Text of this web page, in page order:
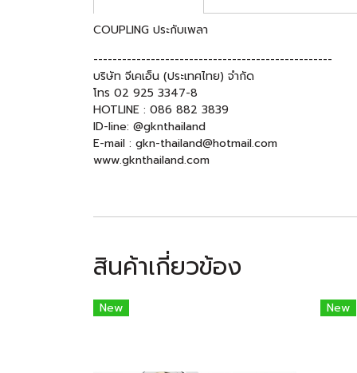
COUPLING ประกับเพลา
--------------------------------------------------
บริษัท จีเคเอ็น (ประเทศไทย) จำกัด
โทร 02 925 3347-8
HOTLINE : 086 882 3839
ID-line: @gknthailand
E-mail : gkn-thailand@hotmail.com
www.gknthailand.com
สินค้าเกี่ยวข้อง
New New